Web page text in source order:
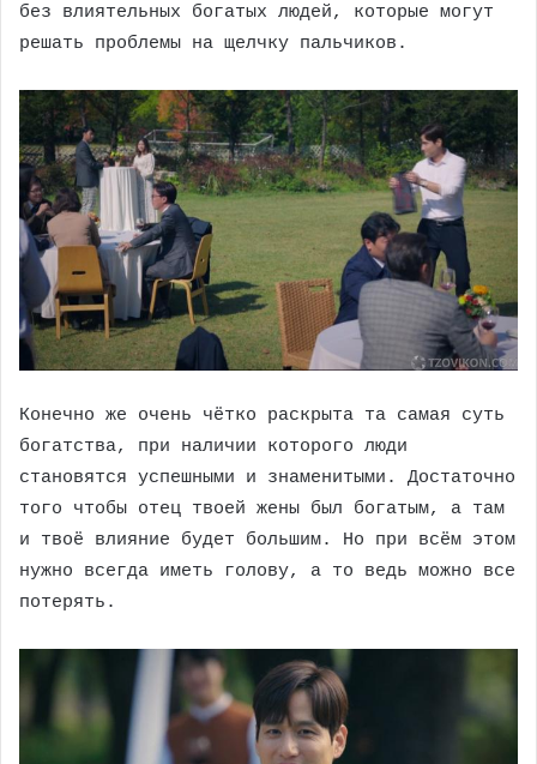
без влиятельных богатых людей, которые могут
решать проблемы на щелчку пальчиков.
Конечно же очень чётко раскрыта та самая суть
богатства, при наличии которого люди
становятся успешными и знаменитыми. Достаточно
того чтобы отец твоей жены был богатым, а там
и твоё влияние будет большим. Но при всём этом
нужно всегда иметь голову, а то ведь можно все
потерять.